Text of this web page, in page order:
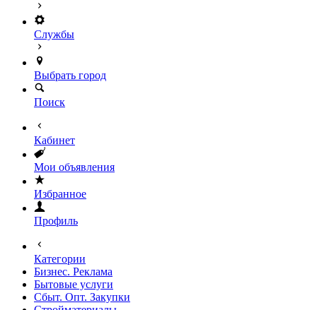
Службы
Выбрать город
Поиск
Кабинет
Мои объявления
Избранное
Профиль
Категории
Бизнес. Реклама
Бытовые услуги
Сбыт. Опт. Закупки